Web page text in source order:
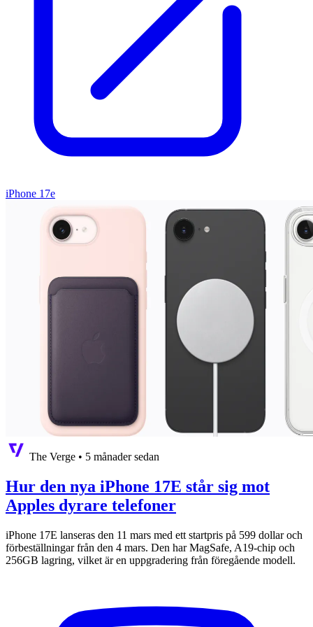
iPhone 17e
The Verge • 5 månader sedan
Hur den nya iPhone 17E står sig mot
Apples dyrare telefoner
iPhone 17E lanseras den 11 mars med ett startpris på 599 dollar och
förbeställningar från den 4 mars. Den har MagSafe, A19-chip och
256GB lagring, vilket är en uppgradering från föregående modell.